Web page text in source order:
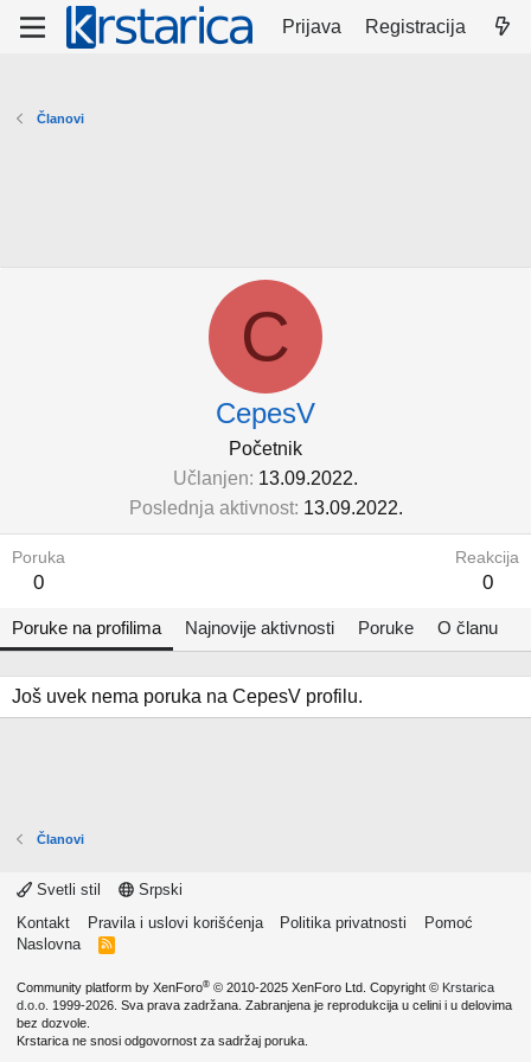
Prijava Registracija
Članovi
C
CepesV
Početnik
Učlanjen 13.09.2022.
Poslednja aktivnost 13.09.2022.
Poruka
0
Reakcija
0
Poruke na profilima Najnovije aktivnosti Poruke O članu
Još uvek nema poruka na CepesV profilu.
Članovi
Svetli stil
Srpski
Kontakt
Pravila i uslovi korišćenja Politika privatnosti
Pomoć
Naslovna
R
Community platform by XenForo® © 2010-2025 XenForo Ltd. Copyright © Krstarica
d.o.o. 1999-2026. Sva prava zadržana. Zabranjena je reprodukcija u celini i u delovima
bez dozvole.
Krstarica ne snosi odgovornost za sadržaj poruka.